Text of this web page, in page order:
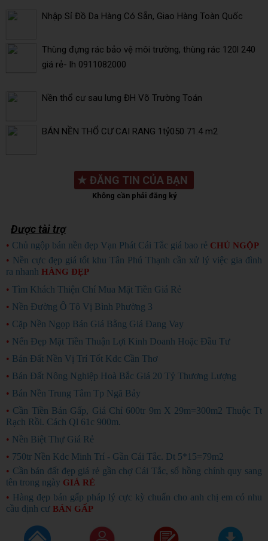
Nhập Sỉ Đồ Da Hàng Có Sẵn, Giao Hàng Toàn Quốc
Thùng đựng rác bảo vệ môi trường, thùng rác 120l 240
giá rẻ- lh 0911082000
Nền thổ cư sau lưng ĐH Võ Trường Toán
BÁN NỀN THỔ CƯ CAI RANG 1tỷ050 71.4 m2
★ ĐĂNG TIN CỦA BẠN
Không cần phải đăng ký
Được tài trợ
• Chủ ngộp bán nền đẹp Vạn Phát Cái Tắc giá bao rẻ CHỦ NGỘP
• Nền cực đẹp giá tốt khu Tân Phú Thạnh cần xử lý việc gia đình
ra nhanh HÀNG ĐẸP
• Tìm Khách Thiện Chí Mua Mặt Tiền Giá Rẻ
• Nền Đường Ô Tô Vị Bình Phường 3
• Cặp Nền Ngọp Bán Giá Bằng Giá Đang Vay
• Nến Đẹp Mặt Tiền Thuận Lợi Kinh Doanh Hoặc Đầu Tư
• Bán Đất Nền Vị Trí Tốt Kdc Cần Thơ
• Bán Đất Nông Nghiệp Hoà Bắc Giá 20 Tỷ Thương Lượng
• Bán Nền Trung Tâm Tp Ngã Bảy
• Cần Tiền Bán Gấp, Giá Chỉ 600tr 9m X 29m=300m2 Thuộc Tt
Rạch Rồi. Cách Ql 61c 900m.
• Nền Biệt Thự Giá Rẻ
• 750tr Nền Kdc Minh Trí - Gần Cái Tắc. Dt 5*15=79m2
• Cần bán đất đẹp giá rẻ gần chợ Cái Tắc, sổ hồng chính quy sang
tên trong ngày GIÁ RẺ
• Hàng đẹp bán gấp pháp lý cực kỳ chuẩn cho anh chị em có nhu
cầu định cư BÁN GẤP